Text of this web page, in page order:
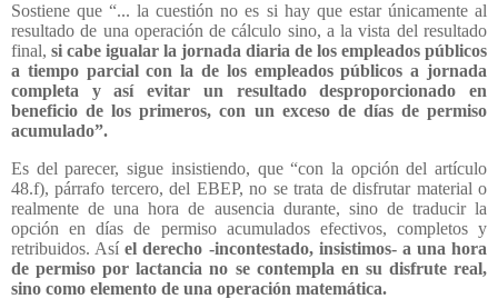
Sostiene que “... la cuestión no es si hay que estar únicamente al
resultado de una operación de cálculo sino, a la vista del resultado
final, si cabe igualar la jornada diaria de los empleados públicos
a tiempo parcial con la de los empleados públicos a jornada
completa y así evitar un resultado desproporcionado en
beneficio de los primeros, con un exceso de días de permiso
acumulado”.
Es del parecer, sigue insistiendo, que “con la opción del artículo
48.f), párrafo tercero, del EBEP, no se trata de disfrutar material o
realmente de una hora de ausencia durante, sino de traducir la
opción en días de permiso acumulados efectivos, completos y
retribuidos. Asíel derecho -incontestado, insistimos- a una hora
de permiso por lactancia no se contempla en su disfrute real,
sino como elemento de una operación matemática.